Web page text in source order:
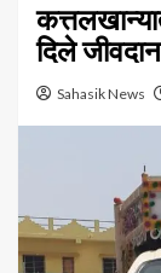
दिले जीवदान
Sahasik News